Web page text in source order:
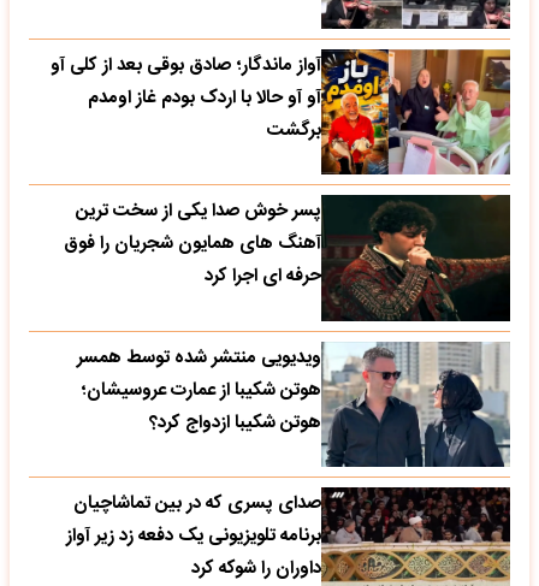
آواز ماندگار؛ صادق بوقی بعد از کلی آو
آو آو حالا با اردک بودم غاز اومدم
برگشت
پسر خوش صدا یکی از سخت ترین
آهنگ های همایون شجریان را فوق
حرفه ای اجرا کرد
ویدیویی منتشر شده توسط همسر
هوتن شکیبا از عمارت عروسیشان؛
هوتن شکیبا ازدواج کرد؟
صدای پسری که در بین تماشاچیان
برنامه تلویزیونی یک دفعه زد زیر آواز
داوران را شوکه کرد